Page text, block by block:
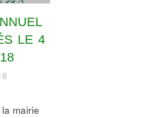
LE 4
mairie